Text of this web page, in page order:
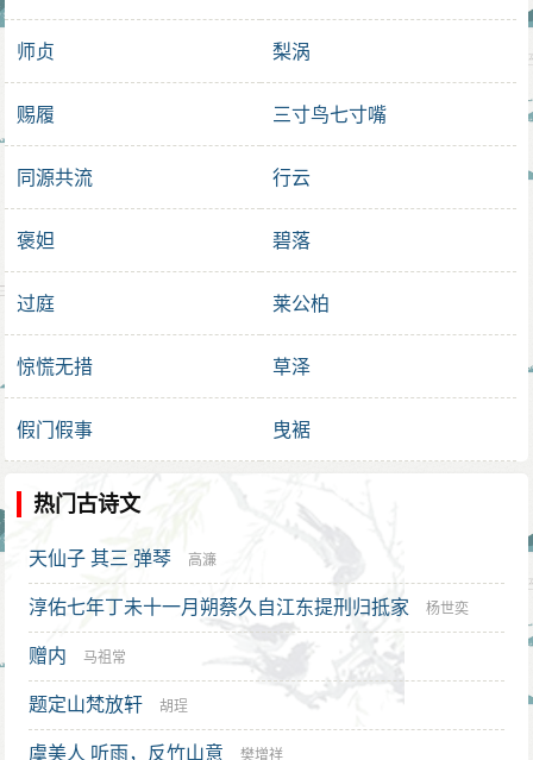
师贞 梨涡
赐履 三寸鸟七寸嘴
同源共流 行云
褒妲 碧落
过庭 莱公柏
惊慌无措 草泽
假门假事 曳裾
热门古诗文
天仙子 其三 弹琴 高濂
淳佑七年丁未十一月朔蔡久自江东提刑归抵家 杨世奕
赠内 马祖常
题定山梵放轩 胡珵
虞美人 听雨，反竹山意 樊增祥